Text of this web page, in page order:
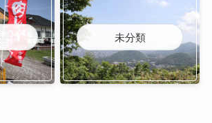
未分類